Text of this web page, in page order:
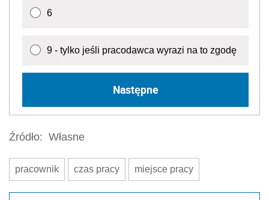
6
9 - tylko jeśli pracodawca wyrazi na to zgodę
Następne
Źródło: Własne
pracownik czas pracy miejsce pracy